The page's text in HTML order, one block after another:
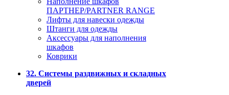
ПАРТНЕР/PARTNER RANGE
Лифты для навески одежды
Штанги для одежды
Аксессуары для наполнения
шкафов
Коврики
32. Системы раздвижных и складных
дверей